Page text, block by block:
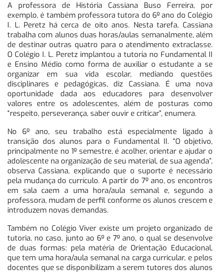
A professora de História Cassiana Buso Ferreira, por
exemplo, é também professora tutora do 6º ano do Colégio
I. L. Peretz há cerca de oito anos. Nesta tarefa, Cassiana
trabalha com alunos duas horas/aulas semanalmente, além
de destinar outras quatro para o atendimento extraclasse.
O Colégio I. L. Peretz implantou a tutoria no Fundamental II
e Ensino Médio como forma de auxiliar o estudante a se
organizar em sua vida escolar, mediando questões
disciplinares e pedagógicas, diz Cassiana. É uma nova
oportunidade dada aos educadores para desenvolver
valores entre os adolescentes, além de posturas como
“respeito, perseverança, saber ouvir e criticar”, enumera.
No 6º ano, seu trabalho está especialmente ligado à
transição dos alunos para o Fundamental II. “O objetivo,
principalmente no 1º semestre, é acolher, orientar e ajudar o
adolescente na organização de seu material, de sua agenda”,
observa Cassiana, explicando que o suporte é necessário
pela mudança do currículo. A partir do 7º ano, os encontros
em sala caem a uma hora/aula semanal e, segundo a
professora, mudam de perfil conforme os alunos crescem e
introduzem novas demandas.
Também no Colégio Viver existe um projeto organizado de
tutoria, no caso, junto ao 6º e 7º ano, o qual se desenvolve
de duas formas: pela matéria de Orientação Educacional,
que tem uma hora/aula semanal na carga curricular, e pelos
docentes que se disponibilizam a serem tutores dos alunos